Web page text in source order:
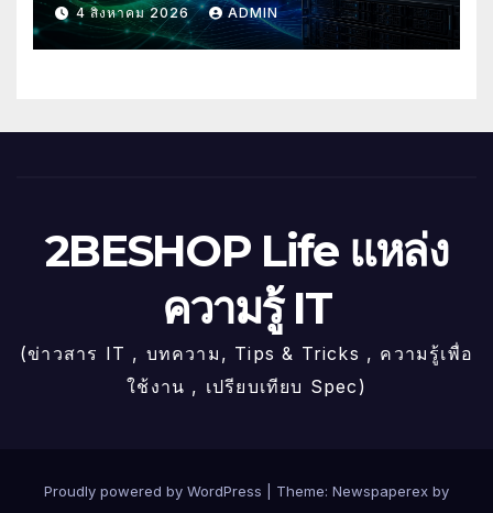
4 สิงหาคม 2026 ADMIN
2BESHOP Life แหล่ง
ความรู้ IT
(ข่าวสาร IT , บทความ, Tips & Tricks , ความรู้เพื่อ
ใช้งาน , เปรียบเทียบ Spec)
Proudly powered by WordPress
Theme: Newspaperex by